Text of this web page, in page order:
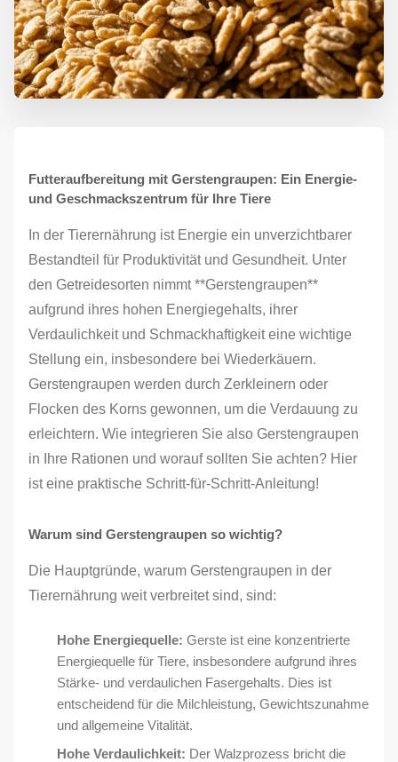
Futteraufbereitung mit Gerstengraupen: Ein Energie-
und Geschmackszentrum für Ihre Tiere
In der Tierernährung ist Energie ein unverzichtbarer
Bestandteil für Produktivität und Gesundheit. Unter
den Getreidesorten nimmt **Gerstengraupen**
aufgrund ihres hohen Energiegehalts, ihrer
Verdaulichkeit und Schmackhaftigkeit eine wichtige
Stellung ein, insbesondere bei Wiederkäuern.
Gerstengraupen werden durch Zerkleinern oder
Flocken des Korns gewonnen, um die Verdauung zu
erleichtern. Wie integrieren Sie also Gerstengraupen
in Ihre Rationen und worauf sollten Sie achten? Hier
ist eine praktische Schritt-für-Schritt-Anleitung!
Warum sind Gerstengraupen so wichtig?
Die Hauptgründe, warum Gerstengraupen in der
Tierernährung weit verbreitet sind, sind:
Hohe Energiequelle: Gerste ist eine konzentrierte
Energiequelle für Tiere, insbesondere aufgrund ihres
Stärke- und verdaulichen Fasergehalts. Dies ist
entscheidend für die Milchleistung, Gewichtszunahme
und allgemeine Vitalität.
Hohe Verdaulichkeit: Der Walzprozess bricht die